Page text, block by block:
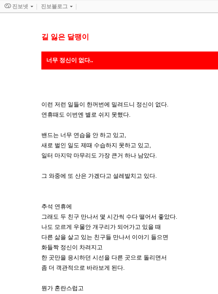
길 잃은 달팽이
너무 정신이 없다..
이런 저런 일들이 한꺼번에 밀려드니 정신이 없다.
연휴때도 이번엔 별로 쉬지 못했다.
밴드는 너무 연습을 안 하고 있고,
새로 벌인 일도 제때 수습하지 못하고 있고,
일터 마지막 마무리도 가장 큰거 하나 남았다.
그 와중에 또 산은 가겠다고 설레발치고 있다.
추석 연휴에
그래도 두 친구 만나서 몇 시간씩 수다 떨어서 좋았다.
나도 모르게 우물안 개구리가 되어가고 있을 때
다른 삶을 살고 있는 친구들 만나서 이야기 들으면
화들짝 정신이 차려지고
한 곳만을 응시하던 시선을 다른 곳으로 돌리면서
좀 더 객관적으로 바라보게 된다.
뭔가 혼란스럽고
진보넷 진보블로그